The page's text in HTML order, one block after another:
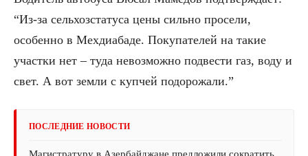
“Из-за сельхозстатуса цены сильно просели,
особенно в Мехдиабаде. Покупателей на такие
участки нет – туда невозможно подвести газ, воду и
свет. А вот земли с купчей подорожали.”
ПОСЛЕДНИЕ НОВОСТИ